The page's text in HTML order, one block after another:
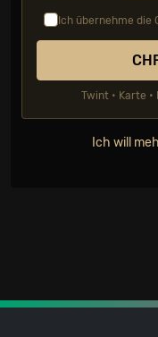
Ich übernehme die
Twint • Karte •
Ich will